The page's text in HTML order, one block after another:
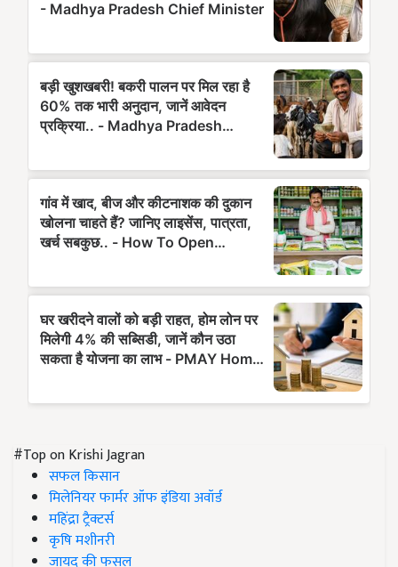
#Top on Krishi Jagran
सफल किसान
मिलेनियर फार्मर ऑफ इंडिया अवॉर्ड
महिंद्रा ट्रैक्टर्स
कृषि मशीनरी